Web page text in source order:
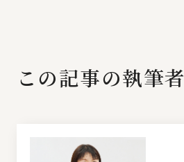
この記事の執筆者